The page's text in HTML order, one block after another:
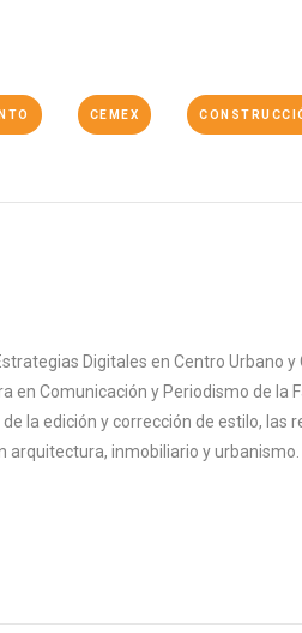
CEMEX
Digitales en Centro Urbano y
en Comunicación y Periodismo de la
la edición y corrección de estilo, las
arquitectura, inmobiliario y urbanismo.